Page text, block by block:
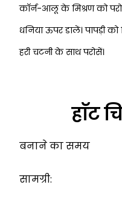
काॅर्न-आलू के मिश्रण को
धनिया ऊपर डालें। पापड़ी
हरी चटनी के साथपरोसें।
हाॅट
बनाने का
सामग्री: